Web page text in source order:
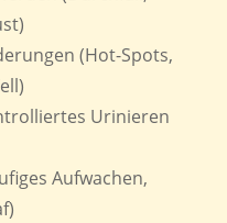
(Hot-Spots,
Urinieren
Aufwachen,